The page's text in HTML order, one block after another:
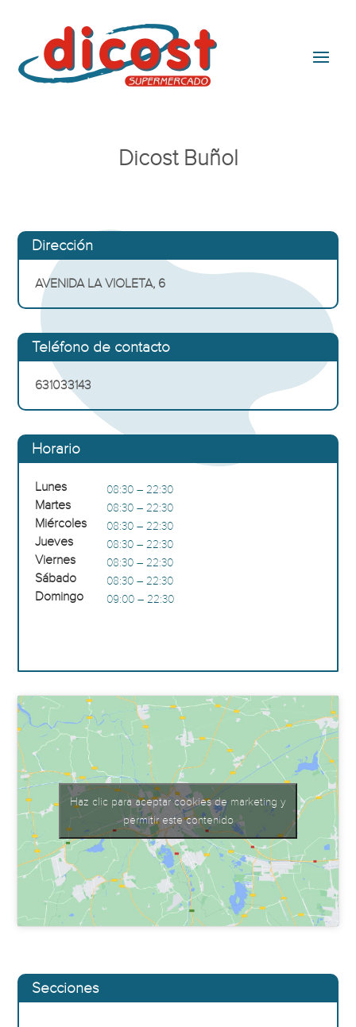
Dicost Buñol
Dirección
AVENIDA LA VIOLETA, 6
Teléfono de contacto
631033143
Horario
Lunes 08:30 – 22:30
Martes 08:30 – 22:30
Miércoles 08:30 – 22:30
Jueves 08:30 – 22:30
Viernes 08:30 – 22:30
Sábado 08:30 – 22:30
Domingo 09:00 – 22:30
Haz clic para aceptar cookies de marketing y
permitir este contenido
Secciones